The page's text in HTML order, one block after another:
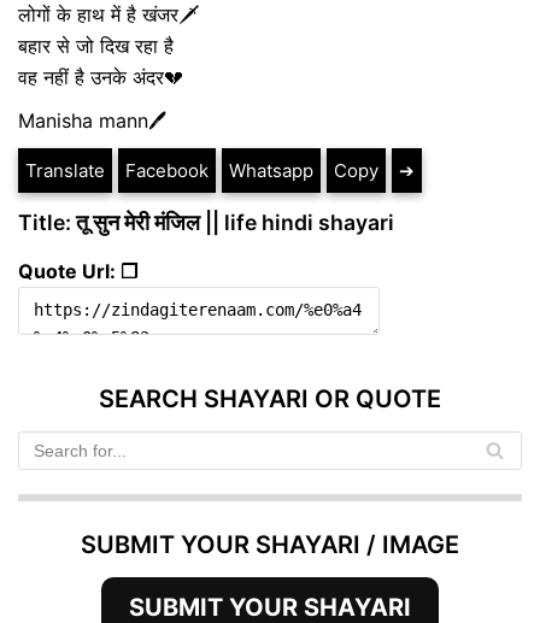
लोगों के हाथ में है खंजर🗡️
बहार से जो दिख रहा है
वह नहीं है उनके अंदर💔
Manisha mann🖊️
Translate Facebook Whatsapp Copy ➔
Title: तू सुन मेरी मंजिल || life hindi shayari
Quote Url: ❐
SEARCH SHAYARI OR QUOTE
SUBMIT YOUR SHAYARI / IMAGE
SUBMIT YOUR SHAYARI